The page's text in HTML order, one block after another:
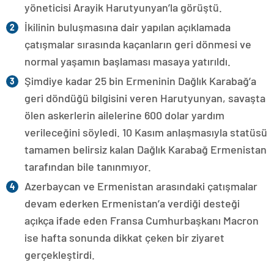
yöneticisi Arayik Harutyunyan’la görüştü.
İkilinin buluşmasına dair yapılan açıklamada
çatışmalar sırasında kaçanların geri dönmesi ve
normal yaşamın başlaması masaya yatırıldı.
Şimdiye kadar 25 bin Ermeninin Dağlık Karabağ’a
geri döndüğü bilgisini veren Harutyunyan, savaşta
ölen askerlerin ailelerine 600 dolar yardım
verileceğini söyledi. 10 Kasım anlaşmasıyla statüsü
tamamen belirsiz kalan Dağlık Karabağ Ermenistan
tarafından bile tanınmıyor.
Azerbaycan ve Ermenistan arasındaki çatışmalar
devam ederken Ermenistan’a verdiği desteği
açıkça ifade eden Fransa Cumhurbaşkanı Macron
ise hafta sonunda dikkat çeken bir ziyaret
gerçekleştirdi.